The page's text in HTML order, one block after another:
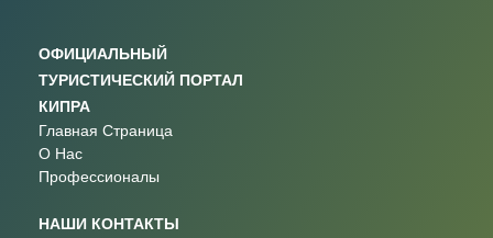
ОФИЦИАЛЬНЫЙ
ТУРИСТИЧЕСКИЙ ПОРТАЛ
КИПРА
Главная Страница
О Нас
Профессионалы
НАШИ КОНТАКТЫ